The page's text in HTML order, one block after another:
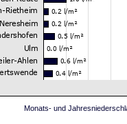
Monats- und